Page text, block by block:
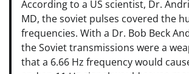
According to a US scientist, Dr.
MD, the soviet pulses covered the
frequencies. With a Dr. Bob Beck
the Soviet transmissions were a
that a 6.66 Hz frequency would